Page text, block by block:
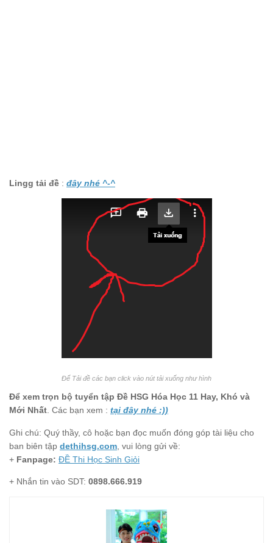
Lingg tải đề : đây nhé ^-^
Để Tải đề các bạn click vào nút tải xuống như hình
Để xem trọn bộ tuyển tập Đề HSG Hóa Học 11 Hay, Khó và
Mới Nhất. Các bạn xem : tại đây nhé :))
Ghi chú: Quý thầy, cô hoặc bạn đọc muốn đóng góp tài liệu cho
ban biên tập dethihsg.com , vui lòng gửi về:
+ Fanpage: ĐỀ Thi Học Sinh Giỏi
+ Nhắn tin vào SDT: 0898.666.919